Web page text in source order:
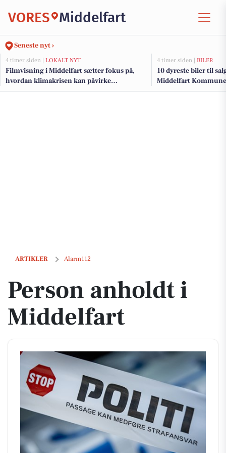
VORES Middelfart
Seneste nyt ›
4 timer siden | LOKALT NYT
Filmvisning i Middelfart sætter fokus på,
hvordan klimakrisen kan påvirke
mennesker med handicap
4 timer siden | BILER
10 dyreste biler til
Middelfart Kommune
ARTIKLER Alarm112
Person anholdt i Middelfart
Person anholdt i
Middelfart